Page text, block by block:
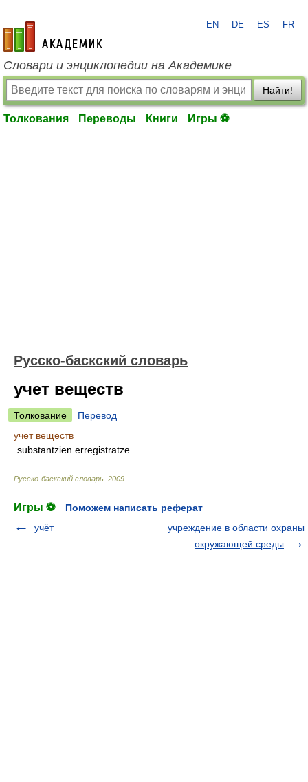
academic.ru
EN DE ES FR
Словари и энциклопедии на Академике
Найти!
Толкования Переводы Книги Игры ⚽
Русско-баскский словарь
учет веществ
Толкование
Перевод
учет веществ
substantzien erregistratze
Русско-баскский словарь 2009
Игры ⚽
Поможем написать реферат
учёт
учреждение в области охраны
окружающей среды